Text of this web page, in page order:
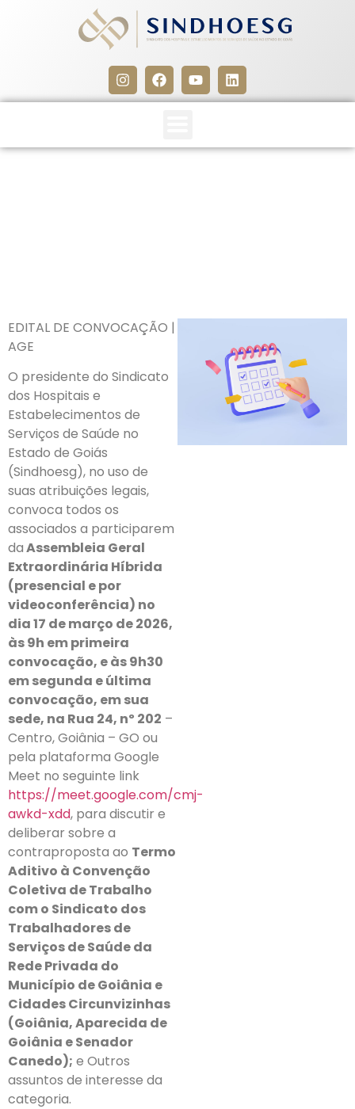
EDITAL DE CONVOCAÇÃO |
AGE
O presidente do Sindicato
dos Hospitais e
Estabelecimentos de
Serviços de Saúde no
Estado de Goiás
(Sindhoesg), no uso de
suas atribuições legais,
convoca todos os
associados a participarem
daAssembleia Geral
Extraordinária Híbrida
(presencial e por
videoconferência) no
dia 17 de março de 2026,
às 9h em primeira
convocação, e às 9h30
em segunda e última
convocação, em sua
sede, na Rua 24, nº 202 –
Centro, Goiânia – GO ou
pela plataforma Google
Meet no seguinte link
https://meet.google.com/cmj-
awkd-xdd, para discutir e
deliberar sobre a
contraproposta ao Termo
Aditivo à Convenção
Coletiva de Trabalho
com o Sindicato dos
Trabalhadores de
Serviços de Saúde da
Rede Privada do
Município de Goiânia e
Cidades Circunvizinhas
(Goiânia, Aparecida de
Goiânia e Senador
Canedo); e Outros
assuntos de interesse da
categoria.